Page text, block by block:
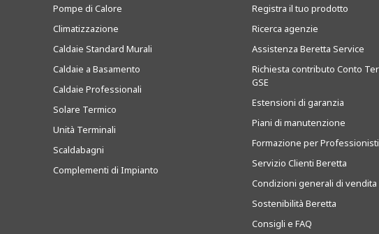
Pompe di Calore
Climatizzazione
Caldaie Standard Murali
Caldaie a Basamento
Caldaie Professionali
Solare Termico
Unità Terminali
Scaldabagni
Complementi di Impianto
Registra il tuo prodotto
Ricerca agenzie
Assistenza Beretta Service
Richiesta contributo Conto
GSE
Estensioni di garanzia
Piani di manutenzione
Formazione per Professionisti
Servizio Clienti Beretta
Condizioni generali di vendita
Sostenibilità Beretta
Consigli e FAQ